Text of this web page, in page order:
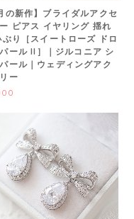
の新作】ブライダルアクセ
ピアス イヤリング 揺れ
ぶり［スイートローズ ドロ
ール II］｜ジルコニア シ
ール｜ウェディングアク
ー